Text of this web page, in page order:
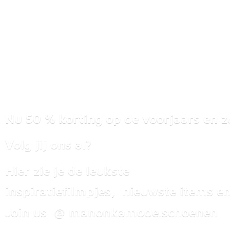
Nu 50 % korting op de voorjaars en
Volg jij ons al?
Hier zie je de leukste
inspiratiefilmpjes, nieuwste items
Join us @ manonkamode.schoenen